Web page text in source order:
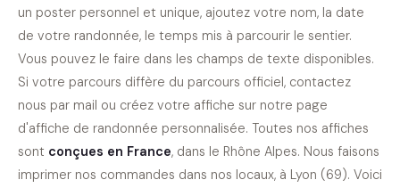
un poster personnel et unique, ajoutez votre nom, la date
de votre randonnée, le temps mis à parcourir le sentier.
Vous pouvez le faire dans les champs de texte disponibles.
Si votre parcours diffère du parcours officiel, contactez
nous par mail ou créez votre affiche sur notre page
d'affiche de randonnée personnalisée. Toutes nos affiches
sont conçues en France, dans le Rhône Alpes. Nous faisons
imprimer nos commandes dans nos locaux, à Lyon (69). Voici